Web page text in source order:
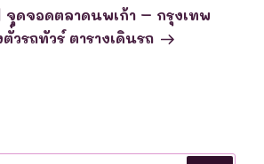
จุดจอดตลาดนพเก้า – กรุงเทพ
วรถทัวร์ ตารางเดินรถ